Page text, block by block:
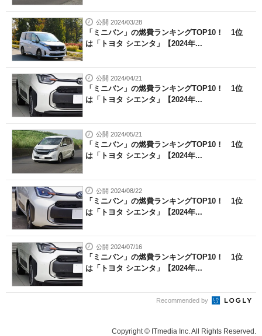
公開 2024/03/28
「ミニバン」の燃費ランキングTOP10！ 1位
は「トヨタ シエンタ」【2024年...
公開 2024/04/21
「ミニバン」の燃費ランキングTOP10！ 1位
は「トヨタ シエンタ」【2024年...
公開 2024/05/21
「ミニバン」の燃費ランキングTOP10！ 1位
は「トヨタ シエンタ」【2024年...
公開 2024/08/22
「ミニバン」の燃費ランキングTOP10！ 1位
は「トヨタ シエンタ」【2024年...
公開 2024/07/16
「ミニバン」の燃費ランキングTOP10！ 1位
は「トヨタ シエンタ」【2024年...
Recommended by
Copyright © ITmedia Inc. All Rights Reserved.